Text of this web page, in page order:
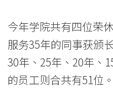
学
院
消
息
今年学院共有四位荣
服务35年的同事获颁
30年、25年、20年、
的员工则合共有51位。